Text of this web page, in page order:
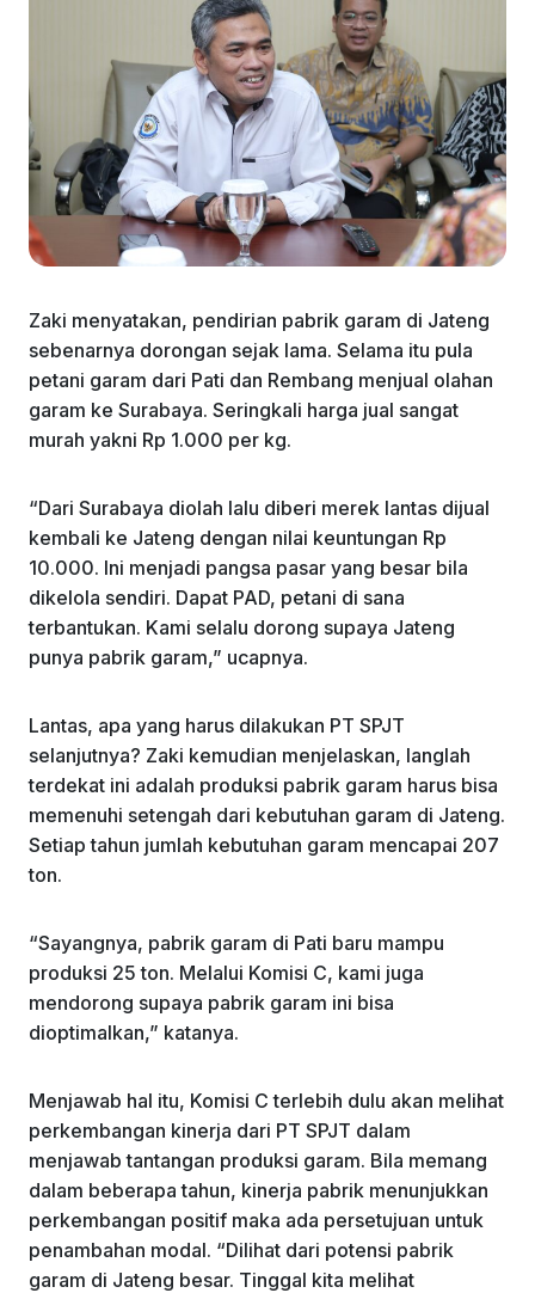
Zaki menyatakan, pendirian pabrik garam di Jateng
sebenarnya dorongan sejak lama. Selama itu pula
petani garam dari Pati dan Rembang menjual olahan
garam ke Surabaya. Seringkali harga jual sangat
murah yakni Rp 1.000 per kg.
“Dari Surabaya diolah lalu diberi merek lantas dijual
kembali ke Jateng dengan nilai keuntungan Rp
10.000. Ini menjadi pangsa pasar yang besar bila
dikelola sendiri. Dapat PAD, petani di sana
terbantukan. Kami selalu dorong supaya Jateng
punya pabrik garam,” ucapnya.
Lantas, apa yang harus dilakukan PT SPJT
selanjutnya? Zaki kemudian menjelaskan, langlah
terdekat ini adalah produksi pabrik garam harus bisa
memenuhi setengah dari kebutuhan garam di Jateng.
Setiap tahun jumlah kebutuhan garam mencapai 207
ton.
“Sayangnya, pabrik garam di Pati baru mampu
produksi 25 ton. Melalui Komisi C, kami juga
mendorong supaya pabrik garam ini bisa
dioptimalkan,” katanya.
Menjawab hal itu, Komisi C terlebih dulu akan melihat
perkembangan kinerja dari PT SPJT dalam
menjawab tantangan produksi garam. Bila memang
dalam beberapa tahun, kinerja pabrik menunjukkan
perkembangan positif maka ada persetujuan untuk
penambahan modal. “Dilihat dari potensi pabrik
garam di Jateng besar. Tinggal kita melihat